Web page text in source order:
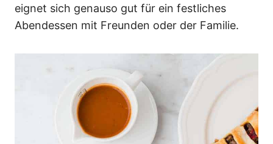
eignet sich genauso gut für ein festliches
Abendessen mit Freunden oder der Familie.